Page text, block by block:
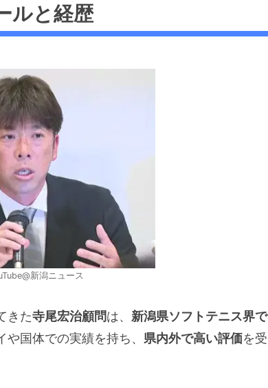
ルと経歴
新潟ニュース
きた寺尾宏治顧問は、 新潟県ソフトテニス界で
や国体での実績を持ち、 県内外で高い評価を受